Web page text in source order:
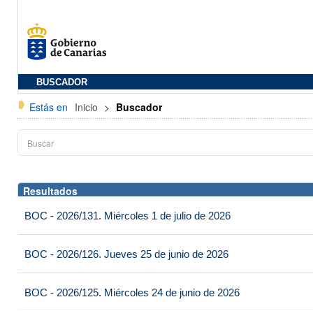
BUSCADOR
Estás en Inicio > Buscador
Resultados
BOC - 2026/131. Miércoles 1 de julio de 2026
BOC - 2026/126. Jueves 25 de junio de 2026
BOC - 2026/125. Miércoles 24 de junio de 2026